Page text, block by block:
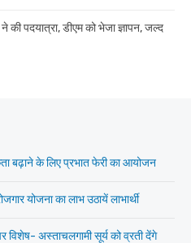
पदयात्रा, डीएम को भेजा ज्ञापन, जल्द
बढ़ाने के लिए प्रभात फेरी का आयोजन
योजना का लाभ उठायें लाभार्थी
विशेष- अस्ताचलगामी सूर्य को व्रती देंगे